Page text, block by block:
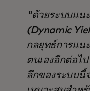
"ด้วยระบบแน
(Dynamic
กลยุทธ์การแน
ตนเองอีกต่อไ
ลึกของระบบนี้